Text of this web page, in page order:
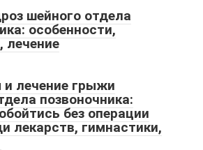
шейного отдела
особенности,
лечение грыжи
позвоночника:
без операции
лекарств, гимнастики,